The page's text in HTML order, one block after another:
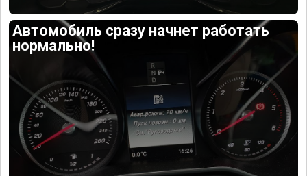
Автомобиль сразу начнет работать
нормально!